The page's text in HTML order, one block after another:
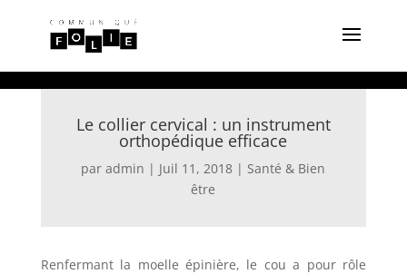
Le collier cervical : un instrument
orthopédique efficace
paradmin | Juil 11, 2018 | Santé & Bien
être
Renfermant la moelle épinière, le cou a pour rôle